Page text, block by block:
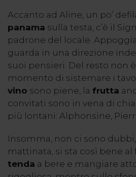
Accanto ad Aline, un po’
panama sulla testa, c’è il
padrone del locale.
guarda in una direzione
suoi pensieri. Del resto non è
momento di sistemare i
vino sono piene, la frutta
convitati sono in vena di
più lontani: Alphonsine,
Insomma, non ci sono
mattinata, si sta così bene al
tenda a bere e mangiare